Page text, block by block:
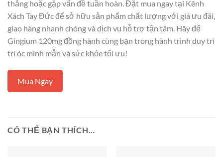
thẳng hoặc gặp vấn đề tuần hoàn. Đặt mua ngay tại Kênh
Xách Tay Đức để sở hữu sản phẩm chất lượng với giá ưu đãi,
giao hàng nhanh chóng và dịch vụ hỗ trợ tận tâm. Hãy để
Gingium 120mg đồng hành cùng bạn trong hành trình duy trì
trí óc minh mẫn và sức khỏe tối ưu!
Mua Ngay
CÓ THỂ BẠN THÍCH…